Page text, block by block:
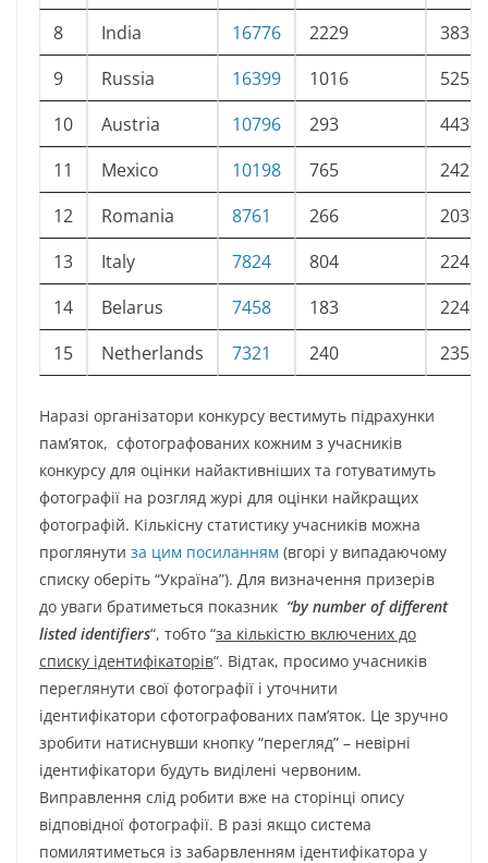
8 India 16776 2229
9
Russia 16399 1016
10
Austria 10796 293
11
Mexico 10198 765
12
Romania 8761 266
13
Italy 7824 804
14
Belarus 7458 183
15
Netherlands 7321 240
Наразі організатори конкурсу вестимуть підрахунки
пам’яток, сфотографованих кожним з учасників
конкурсу для оцінки найактивніших та готуватимуть
фотографії на розгляд журі для оцінки найкращих
фотографій. Кількісну статистику учасників можна
проглянути за цим посиланням (вгорі у випадаючому
списку оберіть “Україна”). Для визначення призерів
до уваги братиметься показник “by number of different
listed identifiers“, тобто “за кількістю включених до
списку ідентифікаторів“. Відтак, просимо учасників
переглянути свої фотографії і уточнити
ідентифікатори сфотографованих пам’яток. Це зручно
зробити натиснувши кнопку “перегляд” – невірні
ідентифікатори будуть виділені червоним.
Виправлення слід робити вже на сторінці опису
відповідної фотографії. В разі якщо система
помилятиметься із забарвленням ідентифікатора у